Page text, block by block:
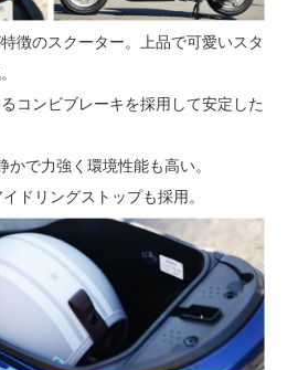
徴のスクーター。上品で可愛いスタ
コンビブレーキを採用して安定した
で力強く環境性能も高い。
ドリングストップも採用。